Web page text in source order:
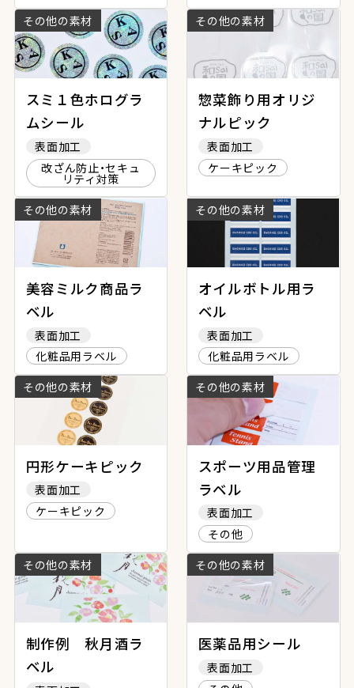
その他の素材
スミ１色ホログラ
ムシール
表面加工
改ざん防止・セキュ
リティ対策
その他の素材
惣菜飾り用オリジ
ナルピック
表面加工
ケーキピック
その他の素材
美容ミルク商品ラ
ベル
表面加工
化粧品用ラベル
その他の素材
オイルボトル用ラ
ベル
表面加工
化粧品用ラベル
その他の素材
円形ケーキピック
表面加工
ケーキピック
その他の素材
スポーツ用品管理
ラベル
表面加工
その他
その他の素材
制作例 秋月酒ラ
ベル
その他の素材
医薬品用シール
表面加工